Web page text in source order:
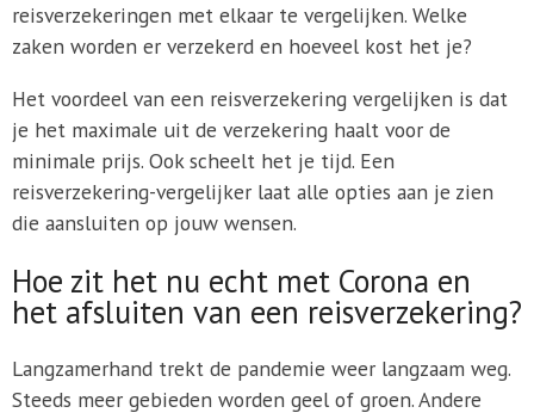
reisverzekeringen met elkaar te vergelijken. Welke
zaken worden er verzekerd en hoeveel kost het je?
Het voordeel van een reisverzekering vergelijken is dat
je het maximale uit de verzekering haalt voor de
minimale prijs. Ook scheelt het je tijd. Een
reisverzekering-vergelijker laat alle opties aan je zien
die aansluiten op jouw wensen.
Hoe zit het nu echt met Corona en
het afsluiten van een reisverzekering?
Langzamerhand trekt de pandemie weer langzaam weg.
Steeds meer gebieden worden geel of groen. Andere